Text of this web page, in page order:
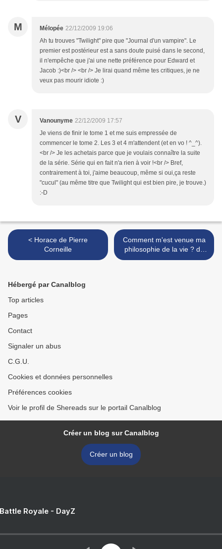
M Mélopée 22/12/2009 19:06
Ah tu trouves "Twilight" pire que "Journal d'un vampire". Le
premier est postérieur est a sans doute puisé dans le second,
il n'empêche que j'ai une nette préférence pour Edward et
Jacob :)<br /> <br /> Je lirai quand même tes critiques, je ne
veux pas mourir idiote :)
V Vanounyme 22/12/2009 17:57
Je viens de finir le tome 1 et me suis empressée de
commencer le tome 2. Les 3 et 4 m'attendent (et en vo ! ^_^).
<br /> Je les achetais parce que je voulais connaître la suite
de la série. Série qui en fait n'a rien à voir !<br /> Bref,
contrairement à toi, j'aime beaucoup, même si oui,ça reste
"cucul" (au même titre que Twilight qui est bien pire, je trouve.)
:-D
< Horace de Pierre
Corneille
Comment m'est venue ma
philosophie de la vie ? de
Yin Lichuan >
Hébergé par Canalblog
Top articles
Pages
Contact
Signaler un abus
C.G.U.
Cookies et données personnelles
Préférences cookies
Voir le profil de Shereads sur le portail Canalblog
Créer un blog sur Canalblog
Créer un blog
Royale - DayZ